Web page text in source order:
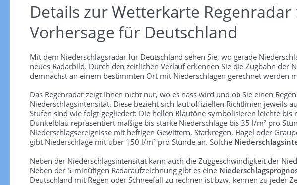
Details zur Wetterkarte
Vorhersage für Deutschland
Mit dem Niederschlagsradar für Deutschland sehen Sie, wo gerade
neues Radarbild. Durch den zeitlichen Verlauf erkennen Sie die Zugbahn
demnächst an einem bestimmten Ort mit Niederschlägen gerechnet werden
Das Regenradar zeigt Ihnen nicht nur, wo es nass wird und ob Sie einen
Niederschlagsintensität. Diese bezieht sich laut offiziellen Richtlinien jeweils
Stufen sind wie folgt gegliedert: Die hellen Blautöne symbolisieren leichte
Dunkelblau repräsentiert mäßige bis starke Niederschläge bis 35 l/m² pro
Niederschlagsereignisse mit heftigen Gewittern, Starkregen, Hagel oder
gibt Niederschläge mit über 150 l/m² pro Stunde an. Solche
Neben der Niederschlagsintensität kann auch die Zuggeschwindigkeit der
Neben der 5-minütigen Radaraufzeichnung gibt es eine
Deutschland mit Regen oder Schneefall zu rechnen ist bzw. kennen zu jeder